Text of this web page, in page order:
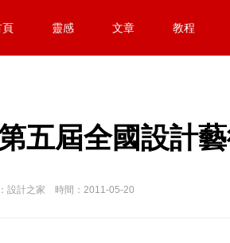
頁 靈感 文章 教程
五屆全國設計
設計之家 時間：2011-05-20